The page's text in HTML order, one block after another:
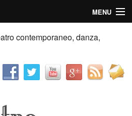
MENU
contemporaneo, danza,